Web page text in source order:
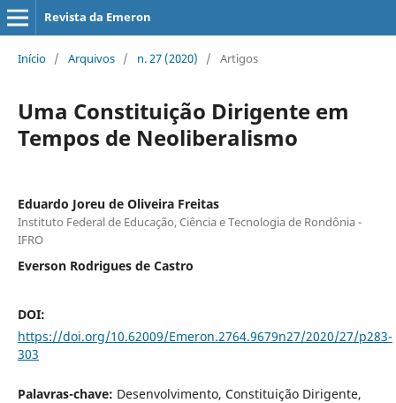
Revista da Emeron
Início / Arquivos / n. 27 (2020) / Artigos
Uma Constituição Dirigente em
Tempos de Neoliberalismo
Eduardo Joreu de Oliveira Freitas
Instituto Federal de Educação, Ciência e Tecnologia de Rondônia -
IFRO
Everson Rodrigues de Castro
DOI:
https://doi.org/10.62009/Emeron.2764.9679n27/2020/27/p283-
303
Palavras-chave: Desenvolvimento, Constituição Dirigente,